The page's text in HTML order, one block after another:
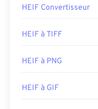
HEIF Convertisseur
HEIF à TIFF
HEIF à PNG
HEIF à GIF